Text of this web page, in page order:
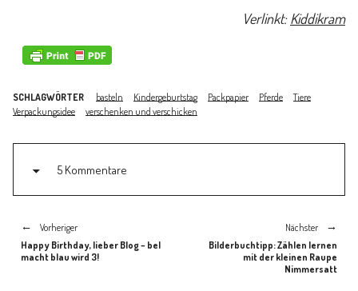
Verlinkt:Kiddikram
SCHLAGWÖRTER basteln Kindergeburtstag Packpapier Pferde
Tiere
Verpackungsidee
verschenken und verschicken
5 Kommentare
Vorheriger
Happy Birthday, lieber Blog – bel
macht blau wird 3!
Nächster
Bilderbuchtipp: Zählen lernen
mit der kleinen Raupe
Nimmersatt